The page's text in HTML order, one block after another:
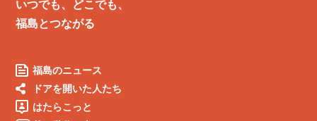
いつでも、どこでも、
福島とつながる
福島のニュース
ドアを開いた人たち
はたらこっと